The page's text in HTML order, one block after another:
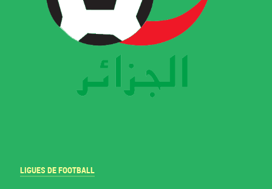
LIGUES DE FOOTBALL